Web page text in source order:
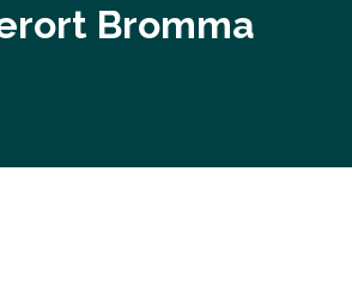
Bromma